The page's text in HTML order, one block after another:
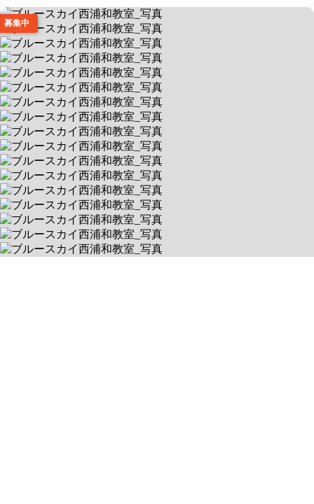
募集中
ブルースカイ西浦和教室
1回1時間・完全マンツーマン制
送迎あり 空きあり
平日 9:30～18:30 / 土 9:30～18:30
338-0837 埼玉県さいたま市桜区田島5-24-15 タカラ第2ビル 1F
送迎対象: さいたま市桜区, さいたま市中央区, さいたま市南区, さいたま市
浦和区, 志木市, 朝霞市, 新座市, さいたま市西区, さいたま市桜区, さいたま市